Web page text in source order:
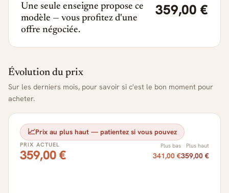
Une seule enseigne propose ce
modèle — vous profitez d'une
offre négociée.
359,00 €
Évolution du prix
Sur les derniers mois, pour savoir si c'est le bon moment pour
acheter.
📈Prix au plus haut — patientez si vous pouvez
PRIX ACTUEL
359,00 €
Plus bas
341,00 €
Plus haut
359,00 €